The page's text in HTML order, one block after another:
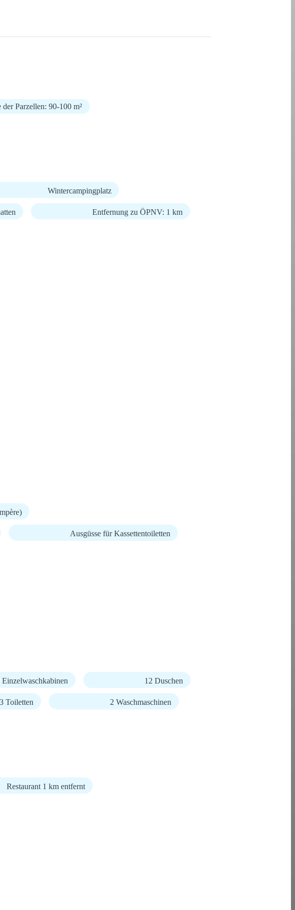
der Parzellen: 90-100 m²
Wintercampingplatz
Entfernung zu ÖPNV: 1 km
Ausgüsse für Kassettentoiletten
Einzelwaschkabinen 12 Duschen
Toiletten 2 Waschmaschinen
Restaurant 1 km entfernt